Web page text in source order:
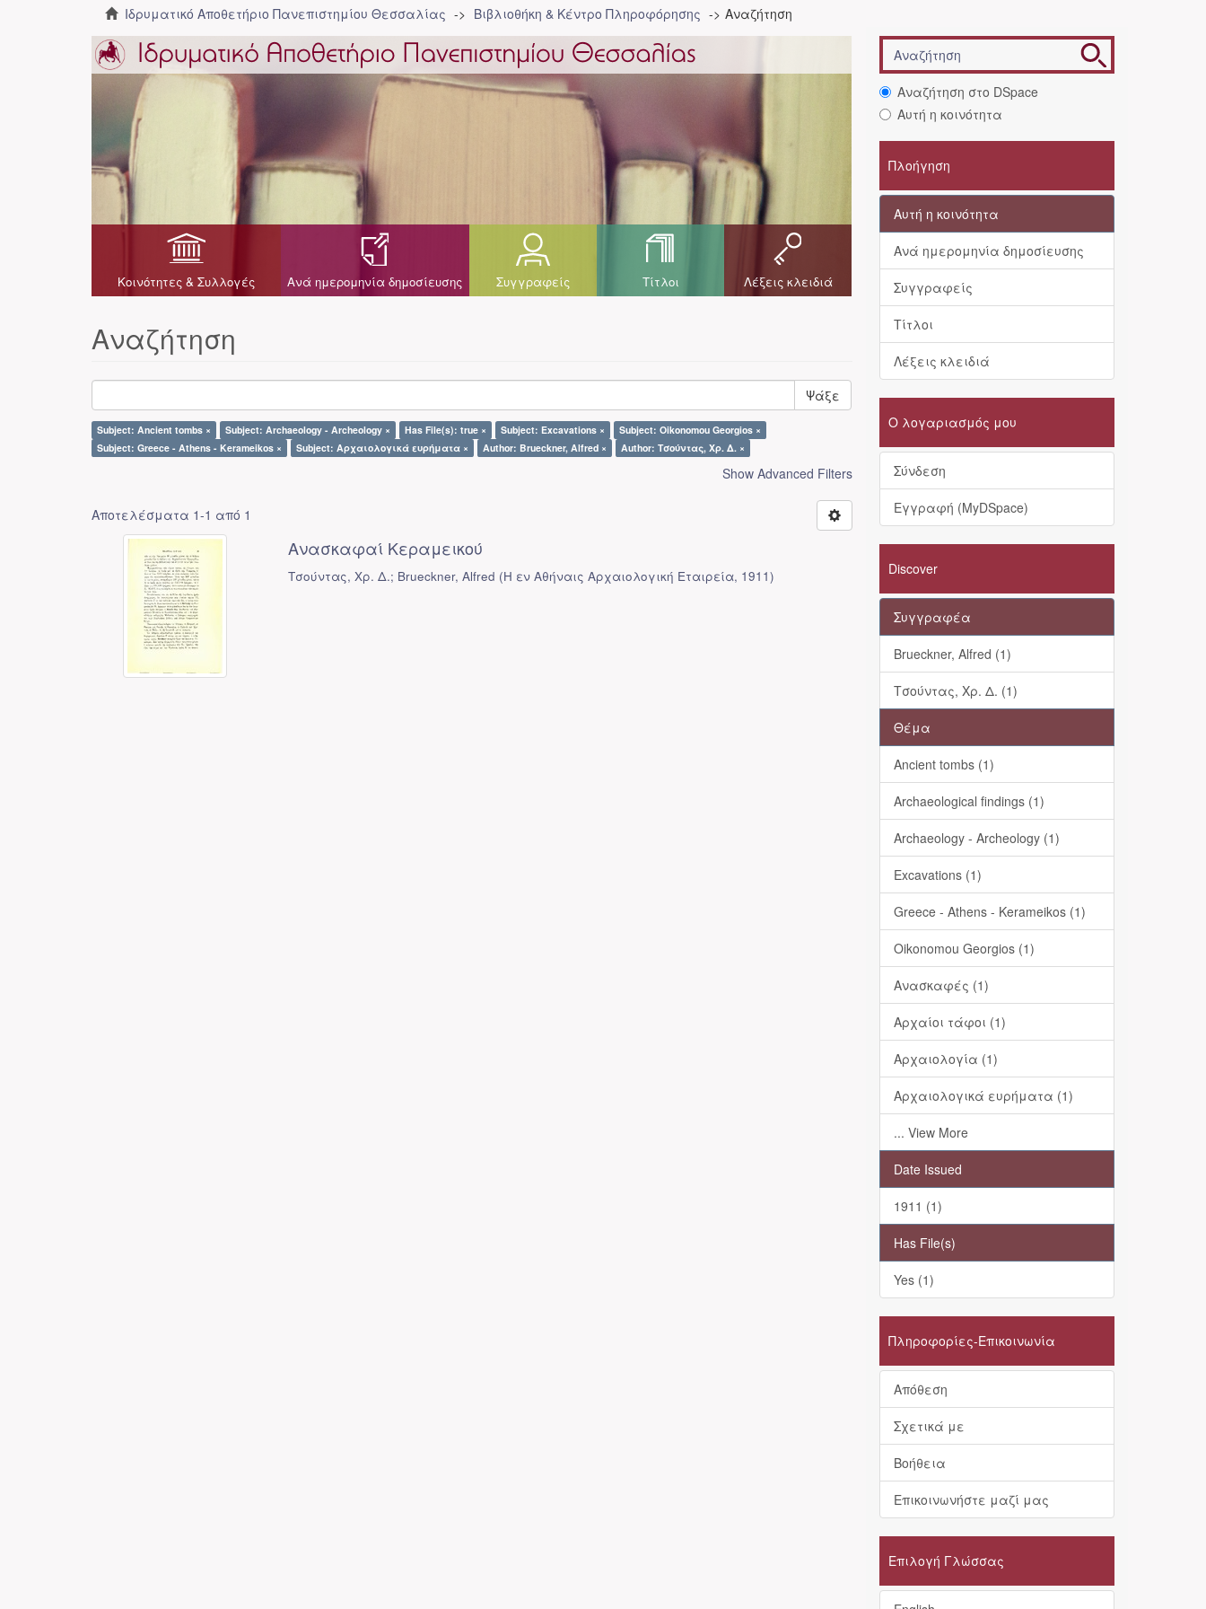
Ιδρυματικό Αποθετήριο Πανεπιστημίου Θεσσαλίας Βιβλιοθήκη & Κέντρο Πληροφόρησης Αναζήτηση
Κοινότητες & Συλλογές Ανά ημερομηνία δημοσίευσης Συγγραφείς Τίτλοι Λέξεις κλειδιά
Αναζήτηση
Ψάξε
Subject: Ancient tombs × Subject: Archaeology - Archeology × Has File(s): true × Subject: Excavations ×
Subject: Oikonomou Georgios ×
Subject: Greece - Athens - Kerameikos ×
Subject: Αρχαιολογικά ευρήματα × Author: Brueckner, Alfred × Author: Τσούντας, Χρ. Δ. ×
Show Advanced Filters
Αποτελέσματα 1-1 από 1
Ανασκαφαί Κεραμεικού
Τσούντας, Χρ. Δ.; Brueckner, Alfred (Η εν Αθήναις Αρχαιολογική Εταιρεία, 1911)
Αναζήτηση στο DSpace
Αυτή η κοινότητα
Πλοήγηση
Αυτή η κοινότητα
Ανά ημερομηνία δημοσίευσης
Συγγραφείς
Τίτλοι
Λέξεις κλειδιά
Ο λογαριασμός μου
Σύνδεση
Εγγραφή (MyDSpace)
Discover
Συγγραφέα
Brueckner, Alfred (1)
Τσούντας, Χρ. Δ. (1)
Θέμα
Ancient tombs (1)
Archaeological findings (1)
Archaeology - Archeology (1)
Excavations (1)
Greece - Athens - Kerameikos (1)
Oikonomou Georgios (1)
Ανασκαφές (1)
Αρχαίοι τάφοι (1)
Αρχαιολογία (1)
Αρχαιολογικά ευρήματα (1)
... View More
Date Issued
1911 (1)
Has File(s)
Yes (1)
Πληροφορίες-Επικοινωνία
Απόθεση
Σχετικά με
Βοήθεια
Επικοινωνήστε μαζί μας
Επιλογή Γλώσσας